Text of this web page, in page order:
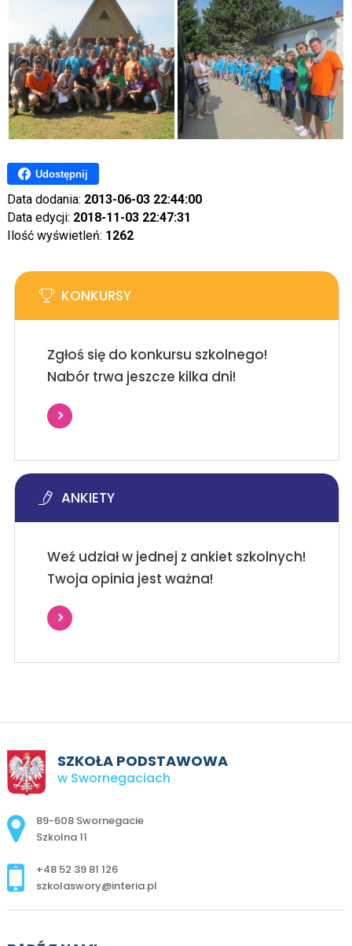
Udostępnij
Data dodania: 2013-06-03 22:44:00
Data edycji: 2018-11-03 22:47:31
Ilość wyświetleń: 1262
KONKURSY
Zgłoś się do konkursu szkolnego!
Nabór trwa jeszcze kilka dni!
ANKIETY
Weź udział w jednej z ankiet szkolnych!
Twoja opinia jest ważna!
SZKOŁA PODSTAWOWA
w Swornegaciach
Adres pocztowy:
89-608 Swornegacie
Szkolna 11
+48 52 39 81 126
szkolaswory@interia.pl